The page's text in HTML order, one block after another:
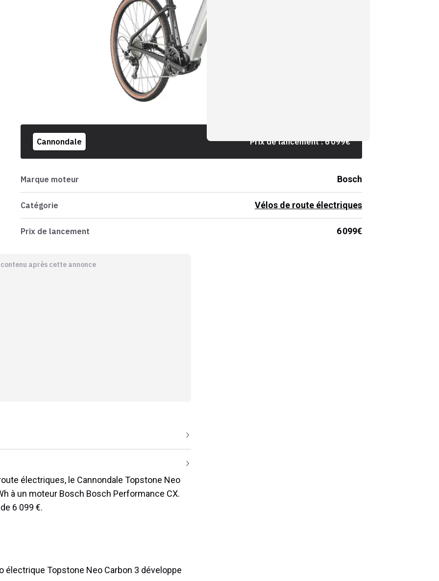
Cannondale Prix de lancement :6 099€
Marque moteur Bosch
Catégorie Vélos de route électriques
Prix de lancement 6 099€
après cette annonce
électriques, le Cannondale Topstone Neo
à un moteur Bosch Bosch Performance CX.
6 099 €.
électrique Topstone Neo Carbon 3 développe